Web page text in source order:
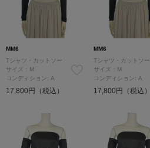
MM6
Tシャツ・カットソー
サイズ：M
コンディション: A
17,800円（税込）
MM6
Tシャツ・カットソー
サイズ：M
コンディション: A
17,800円（税込）